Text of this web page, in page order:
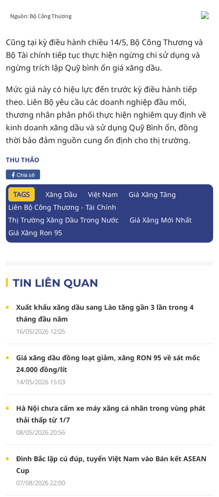
Cũng tại kỳ điều hành chiều 14/5, Bộ Công Thương và
Bộ Tài chính tiếp tục thực hiện ngừng chi sử dụng và
ngừng trích lập Quỹ bình ổn giá xăng dầu.
Mức giá này có hiệu lực đến trước kỳ điều hành tiếp
theo. Liên Bộ yêu cầu các doanh nghiệp đầu mối,
thương nhân phân phối thực hiện nghiêm quy định về
kinh doanh xăng dầu và sử dụng Quỹ Bình ổn, đồng
thời bảo đảm nguồn cung ổn định cho thị trường.
THU THẢO
Chia sẻ
TAGS Xăng Dầu Việt Nam
Giá Xăng Tăng
Liên Bộ Công Thương - Tài Chính
Thị Trường Xăng Dầu Trong Nước
Giá Xăng Mới Nhất
Giá Xăng Ron 95
TIN LIÊN QUAN
Xuất khẩu xăng dầu sang Lào tăng gần 3 lần trong 4
tháng đầu năm
16/05/2026 12:05
Giá xăng dầu đồng loạt giảm, xăng RON 95 về sát mốc
24.000 đồng/lít
14/05/2026 15:03
Hà Nội chưa cấm xe máy xăng cá nhân trong vùng phát
thải thấp từ 1/7
08/05/2026 20:56
Đình Bắc lập cú đúp, tuyển Việt Nam vào Bán kết ASEAN
Cup
07/08/2026 22:00